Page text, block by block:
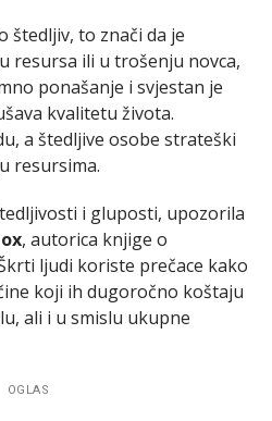
štedljiv, to znači da je
resursa ili u trošenju novca,
ponašanje i svjestan je
kvalitetu života.
a štedljive osobe strateški
resursima.
i gluposti, upozorila
, autorica knjige o
ljudi koriste prečace kako
koji ih dugoročno koštaju
ali i u smislu ukupne
OGLAS